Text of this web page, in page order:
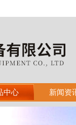
中心 新闻资